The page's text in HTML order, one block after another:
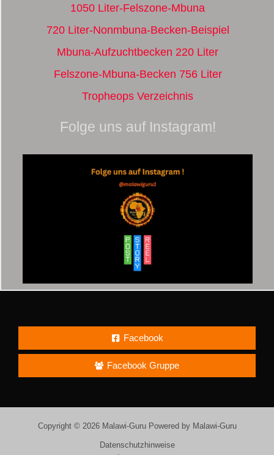
1050 Liter-Felszone-Mbuna
720 Liter-Nonmbuna-Becken-Beispiel
Mbuna-Aufzuchtbecken 220 Liter
Felszone-Mbuna-Becken 756 Liter
Tropheops Verzeichnis
Folge uns auf Instagram!
Facebook
Facebook Gruppe
Copyright © 2026 Malawi-Guru Powered by Malawi-Guru
Datenschutzhinweise